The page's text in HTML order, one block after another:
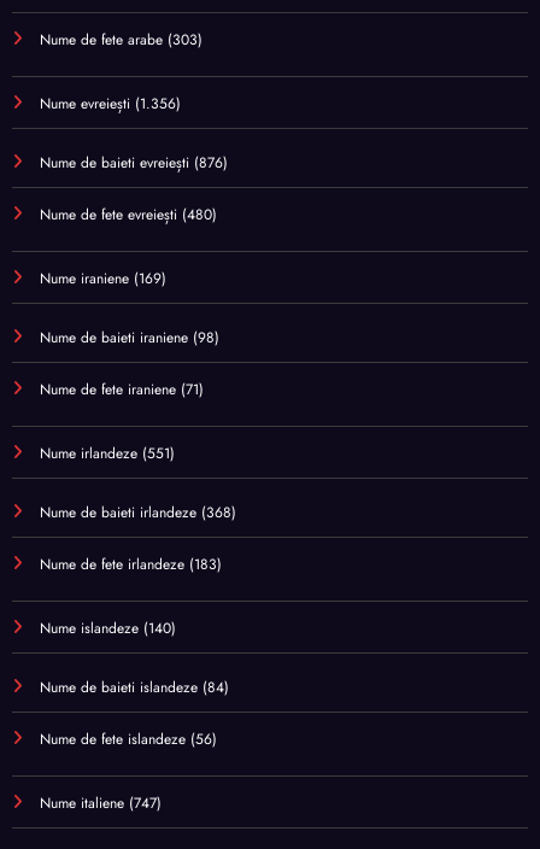
Nume de fete arabe (303)
Nume evreiești (1.356)
Nume de baieti evreiești (876)
Nume de fete evreiești (480)
Nume iraniene (169)
Nume de baieti iraniene (98)
Nume de fete iraniene (71)
Nume irlandeze (551)
Nume de baieti irlandeze (368)
Nume de fete irlandeze (183)
Nume islandeze (140)
Nume de baieti islandeze (84)
Nume de fete islandeze (56)
Nume italiene (747)